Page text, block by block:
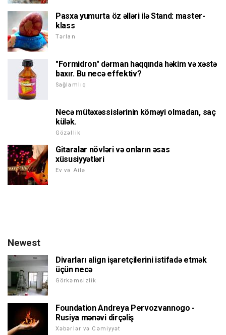
Pasxa yumurta öz əlləri ilə Stand: master-
klass
Tərlan
"Formidron" dərman haqqında həkim və xəstə
baxır. Bu necə effektiv?
Sağlamlıq
Necə mütəxəssislərinin köməyi olmadan, saç
külək.
Gözəllik
Gitaralar növləri və onların əsas
xüsusiyyətləri
Ev və Ailə
Newest
Divarları align işaretçilerini istifadə etmək
üçün necə
Görkəmsizlik
Foundation Andreya Pervozvannogo -
Rusiya mənəvi dirçəliş
Xəbərlər və Cəmiyyət